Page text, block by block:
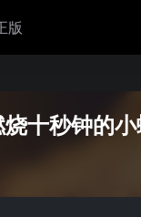
版
十秒钟的小